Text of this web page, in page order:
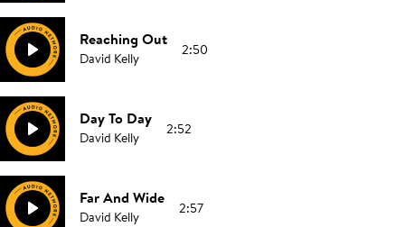
Reaching Out
David Kelly 2:50
Day To Day
David Kelly 2:52
Far And Wide
David Kelly 2:57